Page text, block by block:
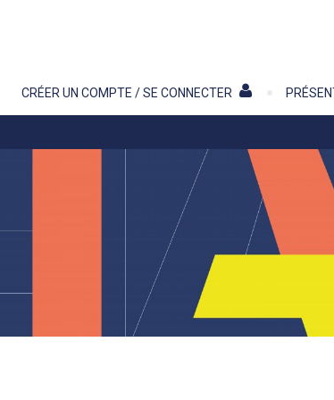
CRÉER UN COMPTE / SE CONNECTER